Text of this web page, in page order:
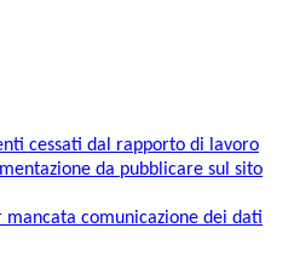
cessati dal rapporto di lavoro
da pubblicare sul sito
mancata comunicazione dei dati